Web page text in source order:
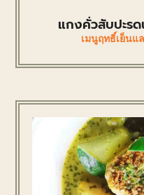
แกงคั่วสับปะร
เมนูฤทธิ์เย็นแ